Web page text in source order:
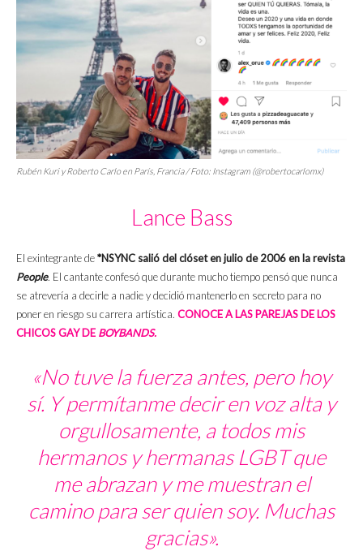
Rubén Kuri y Roberto Carlo en París, Francia / Foto: Instagram (@robertocarlomx)
Lance Bass
El exintegrante de*NSYNC salió del clóset en julio de 2006 en la revista
People. El cantante confesó que durante mucho tiempo pensó que nunca
se atrevería a decirle a nadie y decidió mantenerlo en secreto para no
poner en riesgo su carrera artística. CONOCE A LAS PAREJAS DE LOS
CHICOS GAY DE BOYBANDS.
«No tuve la fuerza antes, pero hoy
sí. Y permítanme decir en voz alta y
orgullosamente, a todos mis
hermanos y hermanas LGBT que
me abrazan y me muestran el
camino para ser quien soy. Muchas
gracias».